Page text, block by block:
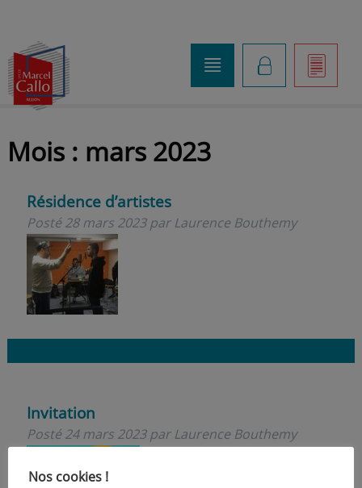
]
K
o
Mois : mars 2023
Résidence d’artistes
Posté 28 mars 2023 par Laurence Bouthemy
Invitation
Posté 24 mars 2023 par Laurence Bouthemy
Nos cookies !